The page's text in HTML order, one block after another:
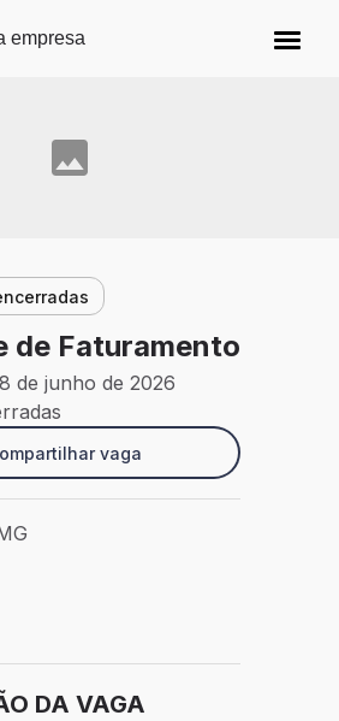
principal
empresa
de Faturamento
de junho de 2026
vaga
Contagem - MG
Presencial
DA VAGA